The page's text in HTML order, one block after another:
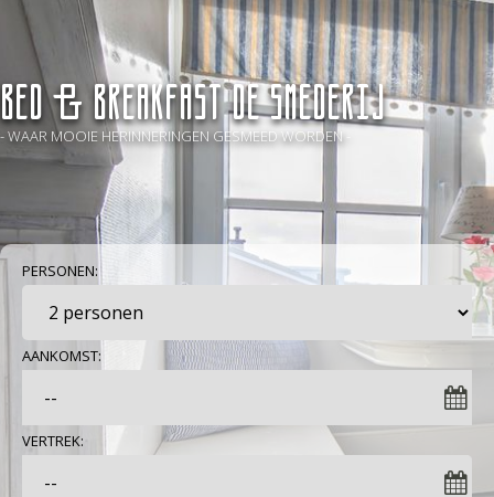
BED & BREAKFAST De Smederij
- WAAR MOOIE HERINNERINGEN GESMEED WORDEN -
PERSONEN:
AANKOMST:
VERTREK: